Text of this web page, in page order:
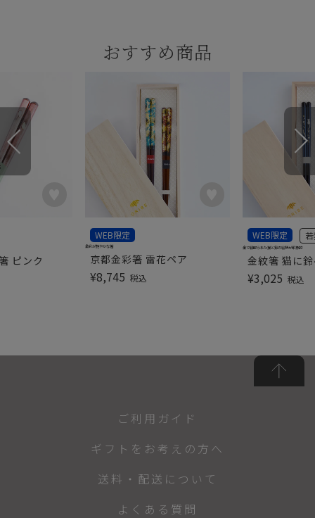
おすすめ商品
ピンク 京都金彩箸 雷花ペア
WEB限定
¥8,745 税込
金彩が艶やかな箸
金紋箸 猫に
WEB限定
¥3,025 税込
金で縁取られた猫と鈴の絵柄が印象的
ご利用ガイド
ギフトをお考えの方へ
送料・配送について
よくある質問